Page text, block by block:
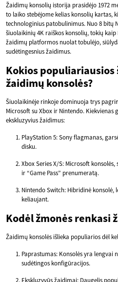
Žaidimų konsolių istorija prasidėjo 1972
to laiko stebėjome kelias konsolių kartas,
technologinius patobulinimus. Nuo 8 bitų
šiuolaikinių 4K raiškos konsolių, tokių kaip
žaidimų platformos nuolat tobulėjo,
sudėtingesnius žaidimus.
Kokios
žaidimų konsolės?
Šiuolaikinėje rinkoje dominuoja trys
Microsoft su Xbox ir Nintendo.
ekskluzyvius žaidimus:
PlayStation 5: Sony flagmanas,
disku.
Xbox Series X/S: Microsoft
ir “Game Pass” prenumeratą.
Nintendo Switch: Hibridinė konsolė,
keliaujant.
Kodėl žmonės renkasi
Žaidimų konsolės išlieka populiarios dėl
Paprastumas: Konsolės yra lengvai
sudėtingos konfigūracijos.
Ekskluzyvūs žaidimai: Daugelis